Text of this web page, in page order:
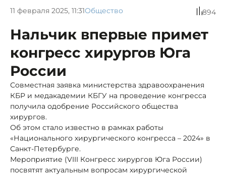
11 февраля 2025, 11:31Общество 894
Нальчик впервые примет
конгресс хирургов Юга
России
Совместная заявка министерства здравоохранения
КБР и медакадемии КБГУ на проведение конгресса
получила одобрение Российского общества
хирургов.
Об этом стало известно в рамках работы
«Национального хирургического конгресса – 2024» в
Санкт-Петербурге.
Мероприятие (VIII Конгресс хирургов Юга России)
посвятят актуальным вопросам хирургической